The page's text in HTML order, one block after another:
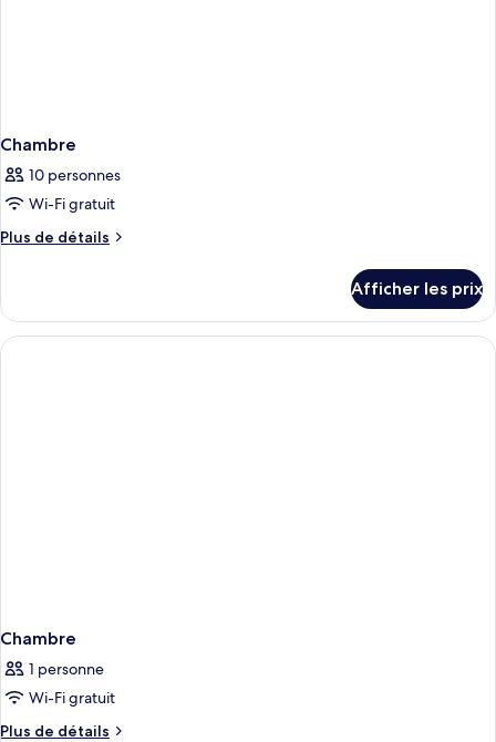
Chambre
10 personnes
Wi-Fi gratuit
Plus de détails
Plus
Chambre
Afficher les prix
Chambre
1 personne
Wi-Fi gratuit
Plus de détails
Plus